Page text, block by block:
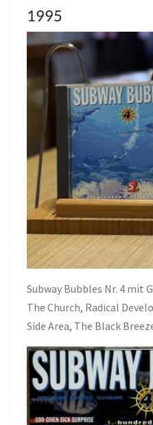
1995
Subway Bubbles Nr. 4 mit
The Church, Radical
Side Area, The Black